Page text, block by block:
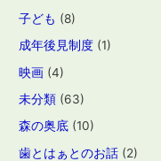
子ども (8)
成年後見制度 (1)
映画 (4)
未分類 (63)
森の奥底 (10)
歯とはぁとのお話 (2)